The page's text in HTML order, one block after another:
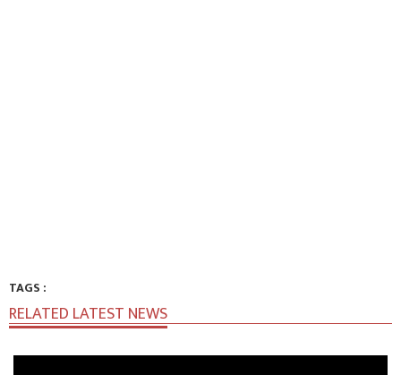
TAGS :
RELATED LATEST NEWS